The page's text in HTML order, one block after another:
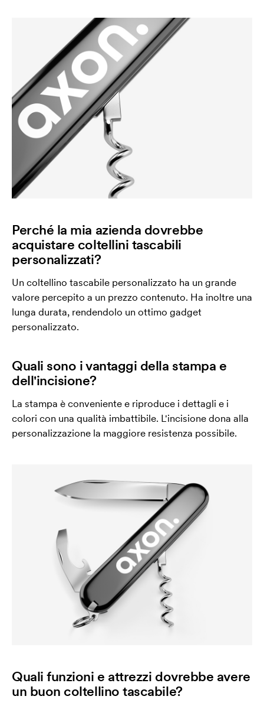
Perché la mia azienda dovrebbe
acquistare coltellini tascabili
personalizzati?
Un coltellino tascabile personalizzato ha un grande
valore percepito a un prezzo contenuto. Ha inoltre una
lunga durata, rendendolo un ottimo gadget
personalizzato.
Quali sono i vantaggi della stampa e
dell'incisione?
La stampa è conveniente e riproduce i dettagli e i
colori con una qualità imbattibile. L'incisione dona alla
personalizzazione la maggiore resistenza possibile.
Quali funzioni e attrezzi dovrebbe avere
un buon coltellino tascabile?